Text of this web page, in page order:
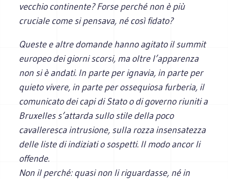
vecchio continente? Forse perché non è più
cruciale come si pensava, né così fidato?
Queste e altre domande hanno agitato il summit
europeo dei giorni scorsi, ma oltre l’apparenza
non si è andati. In parte per ignavia, in parte per
quieto vivere, in parte per ossequiosa furberia, il
comunicato dei capi di Stato o di governo riuniti a
Bruxelles s’attarda sullo stile della poco
cavalleresca intrusione, sulla rozza insensatezza
delle liste di indiziati o sospetti. Il modo ancor li
offende.
Non il perché: quasi non li riguardasse, né in